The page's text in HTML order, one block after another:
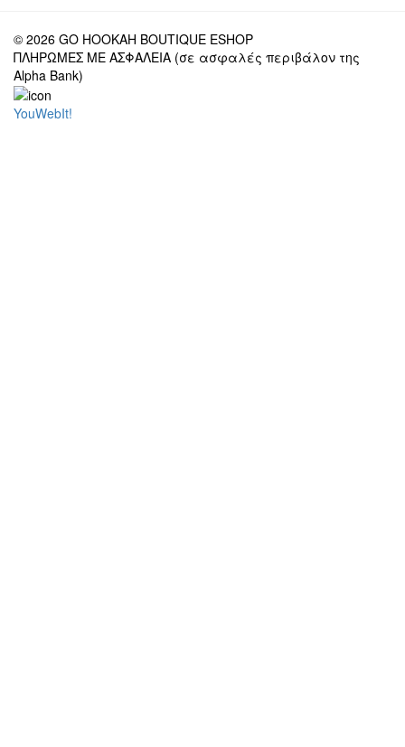
© 2026 GO HOOKAH BOUTIQUE ESHOP
ΠΛΗΡΩΜΕΣ ΜΕ ΑΣΦΑΛΕΙΑ (σε ασφαλές περιβάλον της
Alpha Bank)
YouWebIt!